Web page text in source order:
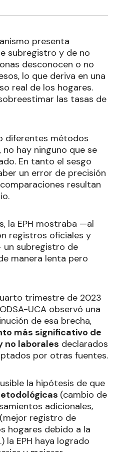
presenta
subregistro y de no
desconocen o no
lo que deriva en una
real de los hogares.
las tasas de
diferentes métodos
hay ninguno que se
En tanto el sesgo
un error de precisión
resultan
la EPH mostraba —al
registros oficiales y
un subregistro de
manera lenta pero
trimestre de 2023
UCA observó una
de esa brecha,
más significativo de
no laborales declarados
por otras fuentes.
la hipótesis de que
(cambio de
adicionales,
registro de
hogares debido a la
la EPH haya logrado